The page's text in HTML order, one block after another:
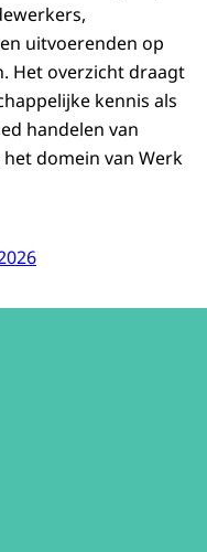
uitvoerenden op
Het overzicht draagt
kennis als
handelen van
domein van Werk